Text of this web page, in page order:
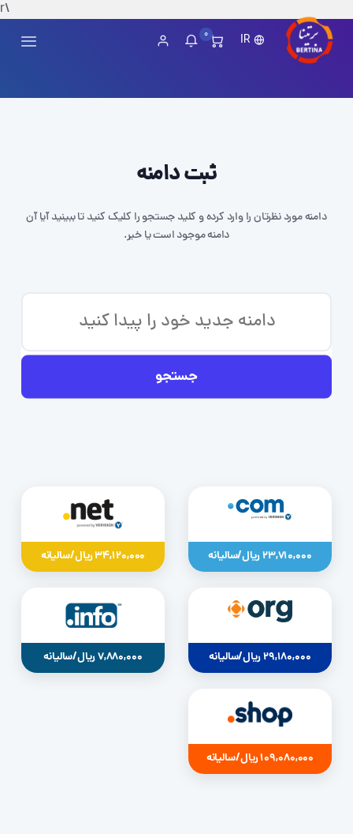
\r
IR
0
ثبت دامنه
دامنه مورد نظرتان را وارد کرده و کلید جستجو را کلیک کنید تا ببینید آیا آن
دامنه موجود است یا خیر.
جستجو
23,710,000 ریال/سالیانه 34,120,000 ریال/سالیانه
29,180,000 ریال/سالیانه 7,880,000 ریال/سالیانه
109,080,000 ریال/سالیانه